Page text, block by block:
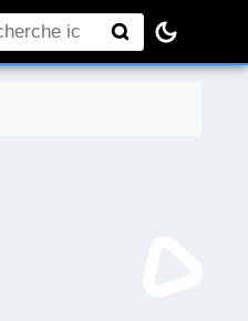
Rechercher